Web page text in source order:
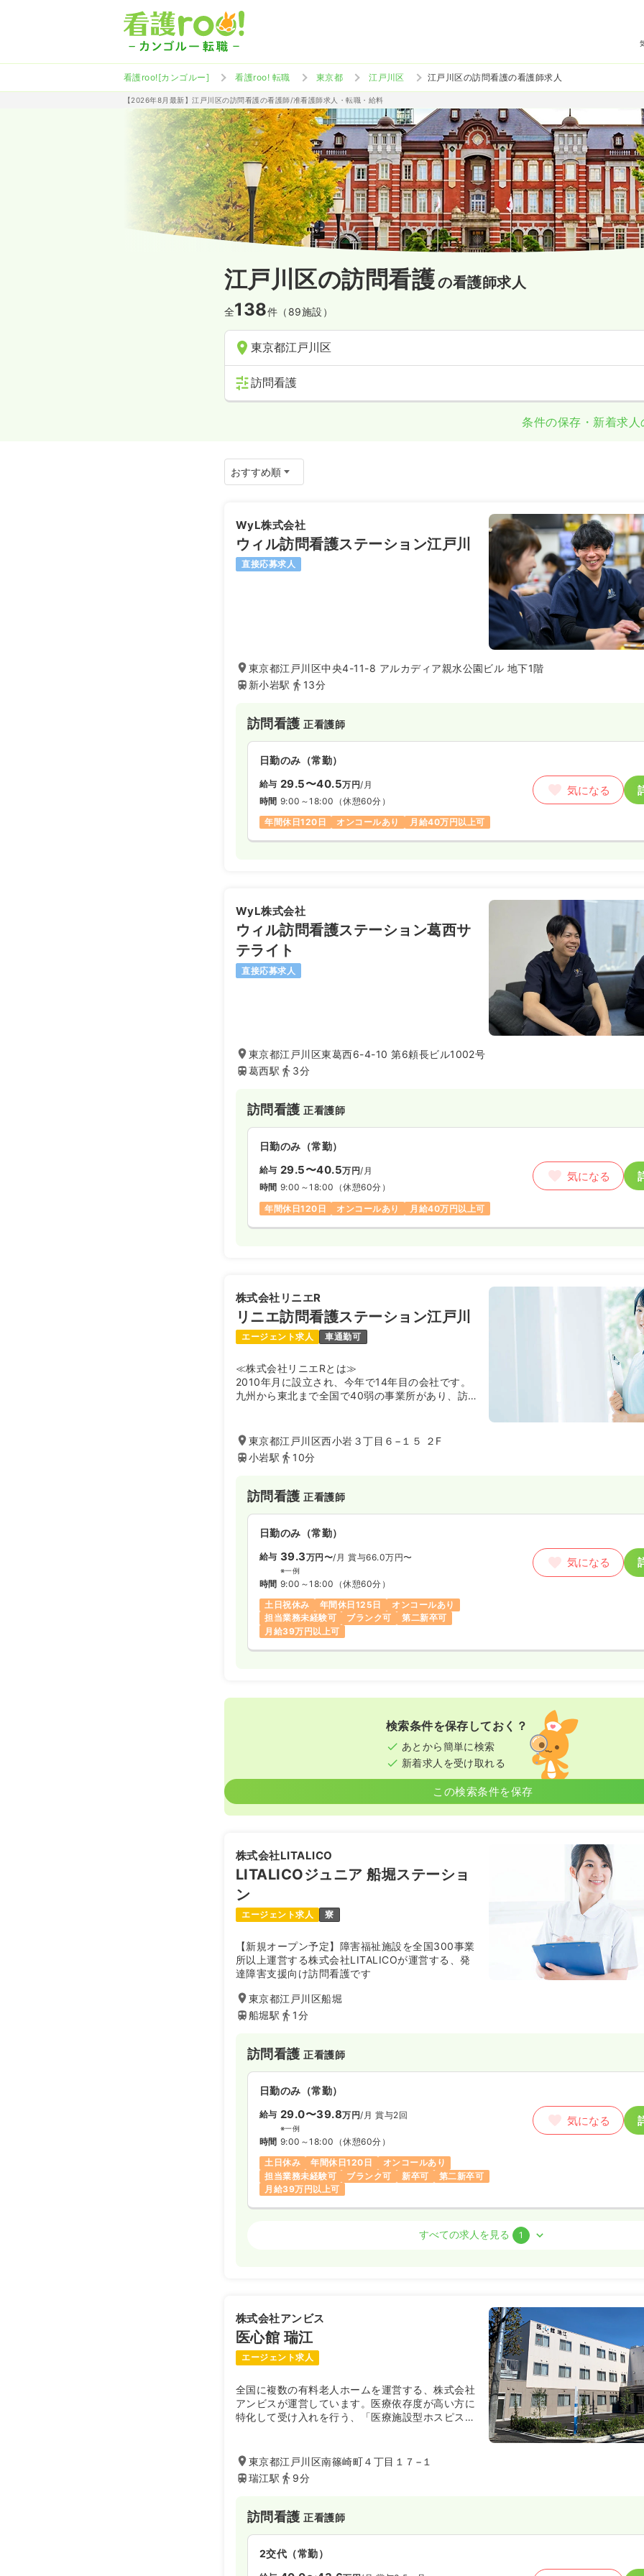
看護roo![カンゴルー] 看護roo! 転職 東京都 江戸川区 江戸川区の訪問看護の看護師求人
【2026年8月最新】江戸川区の訪問看護の看護師/准看護師求人・転職・給料
江戸川区の訪問看護の看護師求人
全138件（89施設）
東京都江戸川区
訪問看護
条件の保存・新着求
WyL株式会社
ウィル訪問看護ステーション江戸川
直接応募求人
東京都江戸川区中央4-11-8 アルカディア親水公園ビル 地下1階
新小岩駅
13分
訪問看護正看護師
日勤のみ（常勤）
給与 29.5〜40.5万円/月
時間 9:00～18:00 （休憩60分）
年間休日120日
オンコールあり 月給40万円以上可
気になる
WyL株式会社
ウィル訪問看護ステーション葛西サ
テライト
直接応募求人
東京都江戸川区東葛西6-4-10 第6頼長ビル1002号
葛西駅
3分
訪問看護正看護師
日勤のみ（常勤）
給与 29.5〜40.5万円/月
時間 9:00～18:00 （休憩60分）
年間休日120日
オンコールあり 月給40万円以上可
気になる
株式会社リニエR
リニエ訪問看護ステーション江戸川
エージェント求人 車通勤可
≪株式会社リニエRとは≫
2010年月に設立され、今年で14年目の会社です。
九州から東北まで全国で40弱の事業所があり、訪
定相談支援・就労移行支援・通所介護事業・居宅介
護支援・自費(保険外)サービスを展開しています。
教育体制や福利厚生が非常に充実しており、訪問看
います。
≪リニエ訪問看護ステーション江戸川とは≫
看護師・理学療法士・作業療法士・言語聴覚士が連
ているステーションです。
リニエ訪問看護ステーション江戸川は2015年5月に
サテライト江戸川として開設し2020年8月事業所化
した拠点です。
江戸川区／葛飾区の特色を、子育て世帯が多く子ど
もが多い街と捉え、その中で、小児の在宅看護・リ
ハビリを強みとしてサービスを提供できるステーシ
ョンは少ない現状があり、当事業所は小児のご相談
らご相談いただくケース、医療的ケアが必要なお子
ます。もちろん、介護保険の方のケアマネジャー様
看護師3名、理学療法士5名、作業療法士3名、言語
聴覚士1名が在籍しております。今後より一層地域
に根差して連携を深め、お子さまからご高齢の方ま
で、質の高いサービスを提供できるよう精進いたし
ます。
東京都江戸川区西小岩３丁目６−１５ ２F
小岩駅
10分
訪問看護正看護師
日勤のみ（常勤）
給与 39.3万円〜/月 賞与66.0万円〜
※一例
時間 9:00～18:00 （休憩60分）
土日祝休み
年間休日125日
オンコールあり
担当業務未経験可
ブランク可
第二新卒可
月給39万円以上可
気になる
検索条件を保存しておく？
あとから簡単に検索
新着求人を受け取れる
この検索条件を保存
株式会社LITALICO
LITALICOジュニア 船堀ステーショ
ン
エージェント求人 寮
【新規オープン予定】障害福祉施設を全国300事業
所以上運営する株式会社LITALICOが運営する、発
達障害支援向け訪問看護です
東京都江戸川区船堀
船堀駅
1分
訪問看護正看護師
日勤のみ（常勤）
給与 29.0〜39.8万円/月 賞与2回
※一例
時間 9:00～18:00 （休憩60分）
土日休み
年間休日120日
オンコールあり
担当業務未経験可
ブランク可 新卒可
第二新卒可
月給39万円以上可
気になる
時間 9:00～19:30
土日祝休み
月給40万円以上可
すべての求人を見る 1
株式会社アンビス
医心館 瑞江
エージェント求人
全国に複数の有料老人ホームを運営する、株式会社
アンビスが運営しています。医療依存度が高い方に
特化して受け入れを行う、「医療施設型ホスピス」
東京都江戸川区南篠崎町４丁目１７−１
瑞江駅
9分
訪問看護正看護師
2交代（常勤）